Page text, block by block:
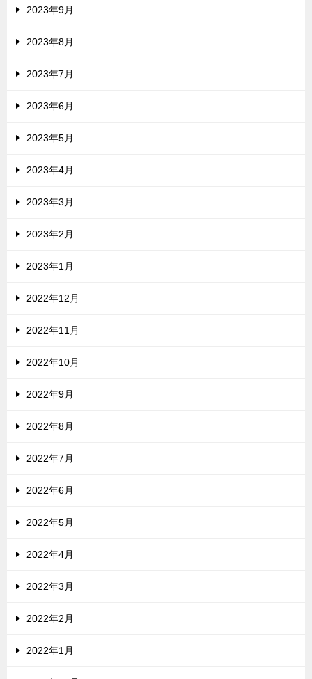
2023年9月
2023年8月
2023年7月
2023年6月
2023年5月
2023年4月
2023年3月
2023年2月
2023年1月
2022年12月
2022年11月
2022年10月
2022年9月
2022年8月
2022年7月
2022年6月
2022年5月
2022年4月
2022年3月
2022年2月
2022年1月